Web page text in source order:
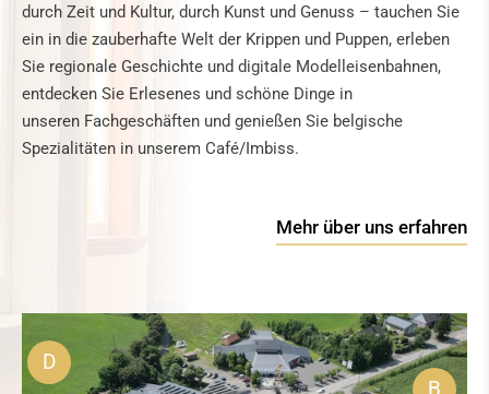
durch Zeit und Kultur, durch Kunst und Genuss – tauchen Sie
ein in die zauberhafte Welt der Krippen und Puppen, erleben
Sie regionale Geschichte und digitale Modelleisenbahnen,
entdecken Sie Erlesenes und schöne Dinge in
unseren Fachgeschäften und genießen Sie belgische
Spezialitäten in unserem Café/Imbiss.
Mehr über uns erfahren